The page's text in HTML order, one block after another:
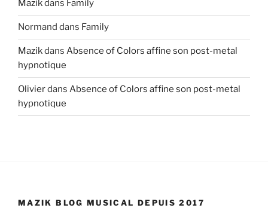
Mazikdans Family
Normand dans Family
Mazikdans Absence of Colors affine son post-metal
hypnotique
Olivierdans Absence of Colors affine son post-metal
hypnotique
MAZIK BLOG MUSICAL DEPUIS 2017